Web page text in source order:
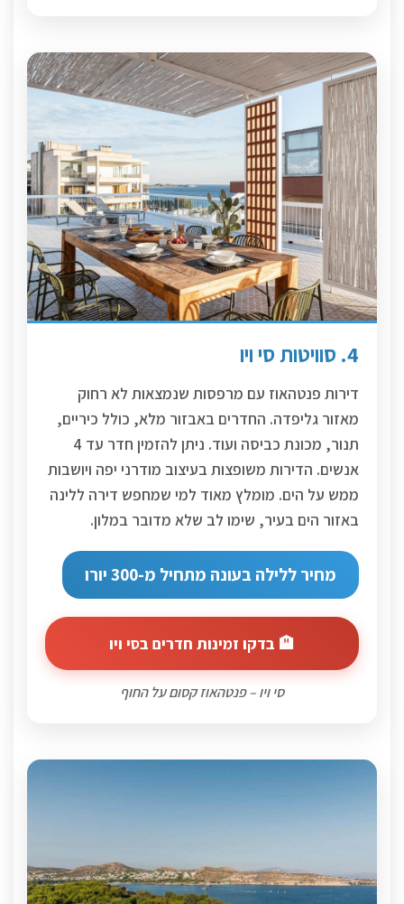
4. סוויטות סי ויו
דירות פנטהאוז עם מרפסות שנמצאות לא רחוק
מאזור גליפדה. החדרים באבזור מלא, כולל כיריים,
תנור, מכונת כביסה ועוד. ניתן להזמין חדר עד 4
אנשים. הדירות משופצות בעיצוב מודרני יפה ויושבות
ממש על הים. מומלץ מאוד למי שמחפש דירה ללינה
באזור הים בעיר, שימו לב שלא מדובר במלון.
מחיר ללילה בעונה מתחיל מ-300 יורו
🏨 בדקו זמינות חדרים בסי ויו
סי ויו – פנטהאוז קסום על החוף